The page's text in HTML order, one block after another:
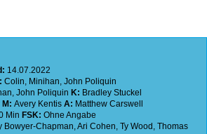
14.07.2022
Colin Minihan John Poliquin
John Poliquin K: Bradley Stuckel
M: Avery Kentis A: Matthew Carswell
Min FSK: Ohne Angabe
Bowyer-Chapman Ari Cohen Ty Wood Thomas